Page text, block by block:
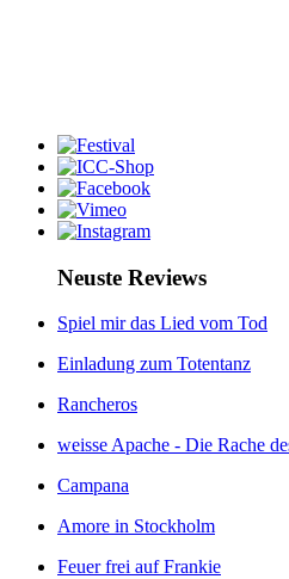
Neuste Reviews
Spiel mir das Lied vom Tod
Einladung zum Totentanz
Rancheros
weisse Apache - Die Rache
Campana
Amore in Stockholm
Feuer frei auf Frankie